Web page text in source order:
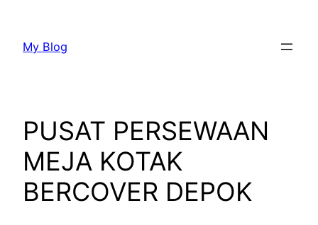
konten
My Blog
PUSAT PERSEWAAN
MEJA KOTAK
BERCOVER DEPOK